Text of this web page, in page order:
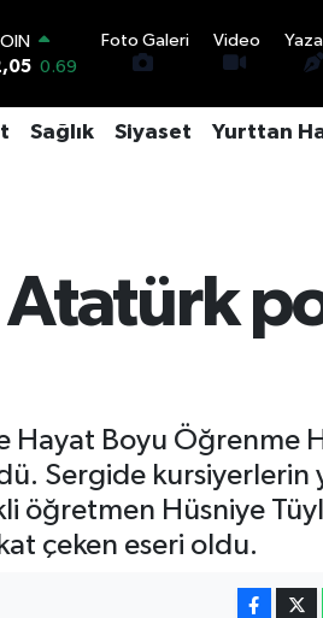
0.69
48
Foto Galeri Video
Sağlık Siyaset Yurttan
Boyu Öğrenme
Sergide kursiyerlerin
öğretmen Hüsniye
çeken eseri oldu.